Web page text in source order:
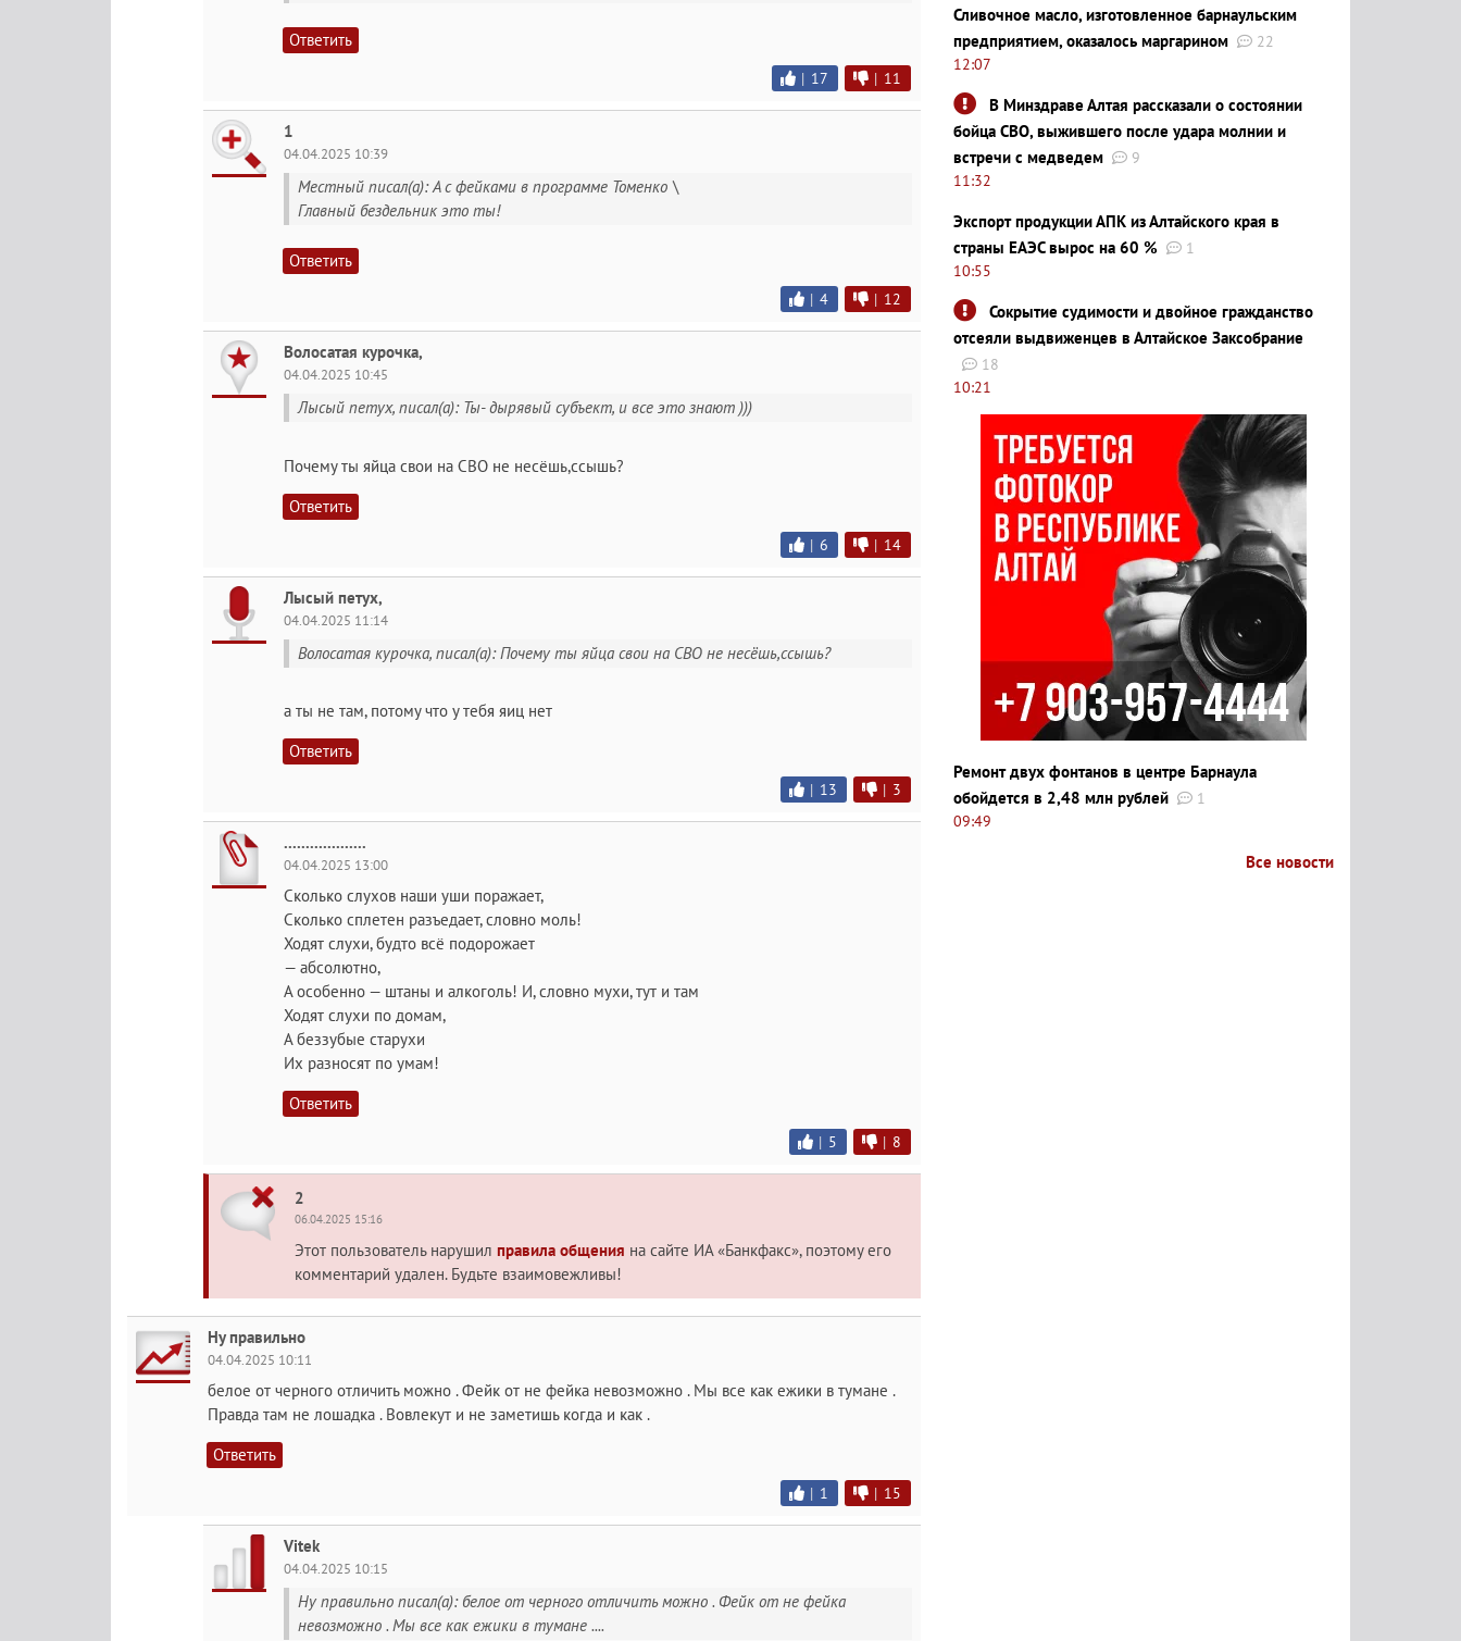
Ответить
| 17 | 11
1
04.04.2025 10:39
Местный писал(а): А с фейками в программе Томенко \
Главный бездельник это ты!
Ответить
| 4 | 12
Волосатая курочка,
04.04.2025 10:45
Лысый петух, писал(а): Ты- дырявый субъект, и все это знают )))
Почему ты яйца свои на СВО не несёшь,ccышь?
Ответить
| 6 | 14
Лысый петух,
04.04.2025 11:14
Волосатая курочка, писал(а): Почему ты яйца свои на СВО не несёшь,ccышь?
а ты не там, потому что у тебя яиц нет
Ответить
| 13 | 3
...................
04.04.2025 13:00
Сколько слухов наши уши поражает,
Сколько сплетен разъедает, словно моль!
Ходят слухи, будто всё подорожает
— абсолютно,
А особенно — штаны и алкоголь! И, словно мухи, тут и там
Ходят слухи по домам,
А беззубые старухи
Их разносят по умам!
Ответить
| 5 | 8
2
06.04.2025 15:16
Этот пользователь нарушил правила общения на сайте ИА «Банкфакс», поэтому его
комментарий удален. Будьте взаимовежливы!
Ну правильно
04.04.2025 10:11
белое от черного отличить можно . Фейк от не фейка невозможно . Мы все как ежики в тумане .
Правда там не лошадка . Вовлекут и не заметишь когда и как .
Ответить
| 1 | 15
Vitek
04.04.2025 10:15
Ну правильно писал(а): белое от черного отличить можно . Фейк от не фейка
невозможно . Мы все как ежики в тумане ....
Сливочное масло, изготовленное барнаульским
предприятием, оказалось маргарином
22
12:07
В Минздраве Алтая рассказали о состоянии
бойца СВО, выжившего после удара молнии и
встречи с медведем
9
11:32
Экспорт продукции АПК из Алтайского края в
страны ЕАЭС вырос на 60 %
1
10:55
Сокрытие судимости и двойное гражданство
отсеяли выдвиженцев в Алтайское Заксобрание
18
10:21
Ремонт двух фонтанов в центре Барнаула
обойдется в 2,48 млн рублей
1
09:49
Все новости